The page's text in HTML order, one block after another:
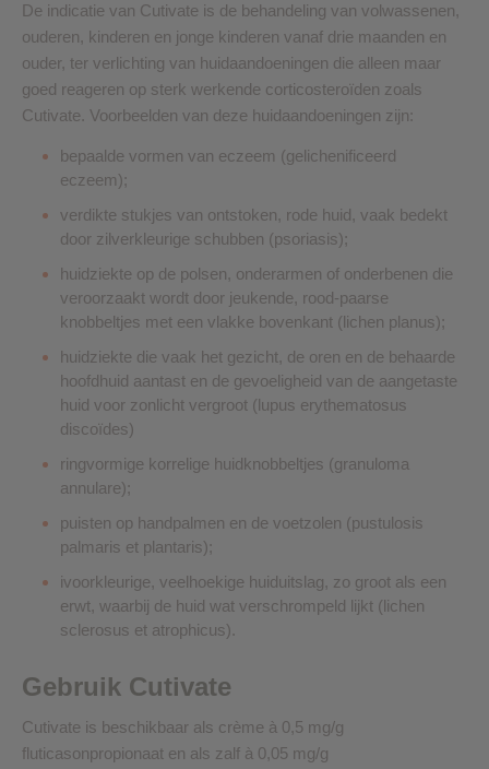
De indicatie van Cutivate is de behandeling van volwassenen,
ouderen, kinderen en jonge kinderen vanaf drie maanden en
ouder, ter verlichting van huidaandoeningen die alleen maar
goed reageren op sterk werkende corticosteroïden zoals
Cutivate. Voorbeelden van deze huidaandoeningen zijn:
bepaalde vormen van eczeem (gelichenificeerd
eczeem);
verdikte stukjes van ontstoken, rode huid, vaak bedekt
door zilverkleurige schubben (psoriasis);
huidziekte op de polsen, onderarmen of onderbenen die
veroorzaakt wordt door jeukende, rood-paarse
knobbeltjes met een vlakke bovenkant (lichen planus);
huidziekte die vaak het gezicht, de oren en de behaarde
hoofdhuid aantast en de gevoeligheid van de aangetaste
huid voor zonlicht vergroot (lupus erythematosus
discoïdes)
ringvormige korrelige huidknobbeltjes (granuloma
annulare);
puisten op handpalmen en de voetzolen (pustulosis
palmaris et plantaris);
ivoorkleurige, veelhoekige huiduitslag, zo groot als een
erwt, waarbij de huid wat verschrompeld lijkt (lichen
sclerosus et atrophicus).
Gebruik Cutivate
Cutivate is beschikbaar als crème à 0,5 mg/g
fluticasonpropionaat en als zalf à 0,05 mg/g